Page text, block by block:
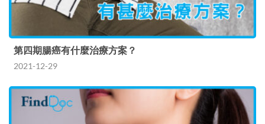
第四期腸癌有什麼治療方案？
2021-12-29